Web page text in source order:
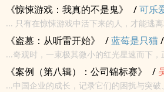
背景在高中校园的bl故事，会有h，但不会
能微虐，主要依照角色性格自行发展，但
图展<br>（受）吴儒谨<br>
《惊悚游戏：我真的不是鬼》 /可乐
幻 ... 只有在惊悚游戏中活下来的人，才能逃
了求生系统之后……吴所谓
：原来我长得不
鬼：我去！这是玩家吗？怎么这么恐怖！...
《盗墓：从听雷开始》 /蓝莓是只猫/
说
...奇观时，一束极其微小的红光星速而下，
上……<br/><br/>第二天，吴山居门口，一
上……<br/><br/>吴 邪：我的小伙计不一般
《案例（第八辑）：公司锦标赛》 /
...中国企业的成长，记录它们的困扰与突破